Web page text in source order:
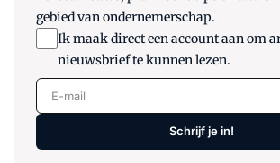
gebied van ondernemerschap.
Ik maak direct een account aan om
nieuwsbrief te kunnen lezen.
E-mail
Schrijf je in!